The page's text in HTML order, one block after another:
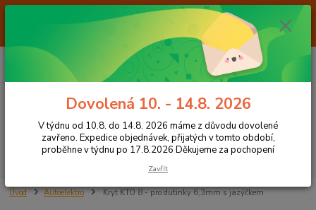
Od 7.8. do 14.8. 2026 máme z důvodu dovolené ZAVŘENO. Expedice
objednávek, přijatých v tomto období, proběhne v týdnu po 17.8.2026
Děkujeme za pochopení
CZK
Hledat
+420 605 283 713
za0,00 Kč
Úvod Autoelektro Kryt KTO 8 - pro dutinky 6,3mm s jazýčkem
Dovolená 10. - 14.8. 2026
V týdnu od 10.8. do 14.8. 2026 máme z důvodu dovolené
zavřeno. Expedice objednávek, přijatých v tomto období,
proběhne v týdnu po 17.8.2026 Děkujeme za pochopení
Zavřít